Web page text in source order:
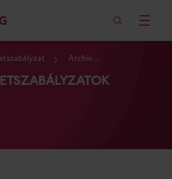
Archív
ÜZLETSZABÁLYZATOK